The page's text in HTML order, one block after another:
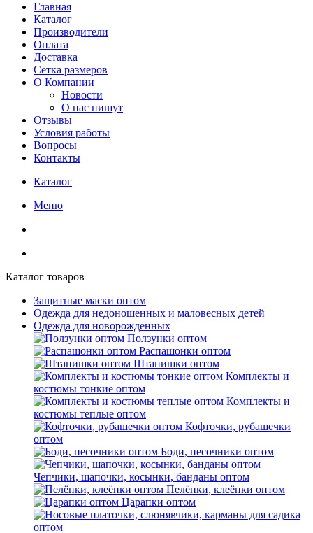
Главная
Каталог
Производители
Оплата
Доставка
Сетка размеров
О Компании
Новости
О нас пишут
Отзывы
Условия работы
Вопросы
Контакты
Каталог
Меню
Каталог товаров
Защитные маски оптом
Одежда для недоношенных и маловесных детей
Одежда для новорожденных
Ползунки оптом
Распашонки оптом
Штанишки оптом
Комплекты и
костюмы тонкие оптом
Комплекты и
костюмы теплые оптом
Кофточки, рубашечки
оптом
Боди, песочники оптом
Чепчики, шапочки, косынки, банданы оптом
Пелёнки, клеёнки оптом
Царапки оптом